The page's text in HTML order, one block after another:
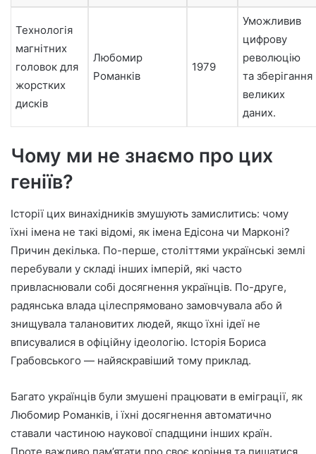
Технологія
магнітних
головок для
жорстких
дисків
Любомир
Романків
1979
Уможливив
цифрову
революцію
та зберігання
великих
даних.
Чому ми не знаємо про цих
геніїв?
Історії цих винахідників змушують замислитись: чому
їхні імена не такі відомі, як імена Едісона чи Марконі?
Причин декілька. По-перше, століттями українські землі
перебували у складі інших імперій, які часто
привласнювали собі досягнення українців. По-друге,
радянська влада цілеспрямовано замовчувала або й
знищувала талановитих людей, якщо їхні ідеї не
вписувалися в офіційну ідеологію. Історія Бориса
Грабовського — найяскравіший тому приклад.
Багато українців були змушені працювати в еміграції, як
Любомир Романків, і їхні досягнення автоматично
ставали частиною наукової спадщини інших країн.
Проте важливо пам’ятати про своє коріння та пишатися